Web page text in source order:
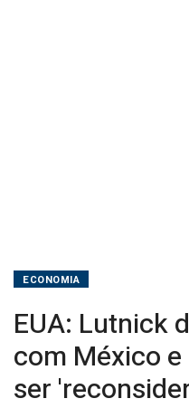
ECONOMIA
EUA: Lutnick
com México
ser